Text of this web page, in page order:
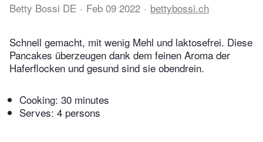
Betty Bossi DE Feb 09 2022 bettybossi.ch
Schnell gemacht, mit wenig Mehl und laktosefrei. Diese
Pancakes überzeugen dank dem feinen Aroma der
Haferflocken und gesund sind sie obendrein.
Cooking: 30 minutes
Serves: 4 persons